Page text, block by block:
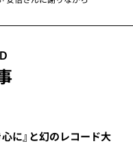
心に』と幻のレコード大